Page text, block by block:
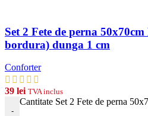
Set 2 Fete de perna
bordura) dunga 1 cm
Conforter
39 lei TVA inclus
-
Cantitate Set 2 Fete de perna